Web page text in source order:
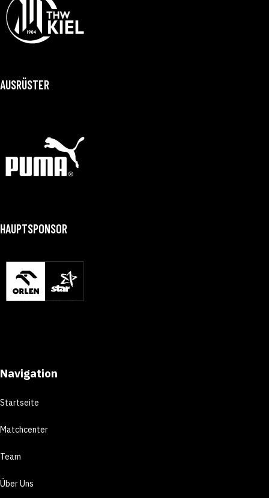
AUSRÜSTER
HAUPTSPONSOR
Navigation
Startseite
Matchcenter
Team
Über Uns